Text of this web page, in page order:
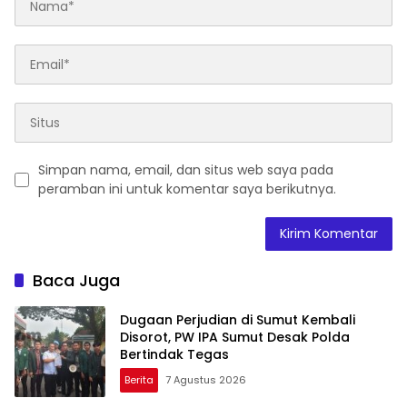
Simpan nama, email, dan situs web saya pada
peramban ini untuk komentar saya berikutnya.
Baca Juga
Dugaan Perjudian di Sumut Kembali
Disorot, PW IPA Sumut Desak Polda
Bertindak Tegas
Berita 7 Agustus 2026